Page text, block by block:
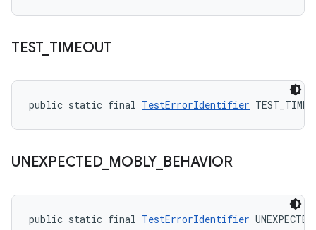
TEST_ TIMEOUT
public static final TestErrorIdentifier
UNEXPECTED_ MOBLY_ BEHAVIOR
public static final TestErrorIdentifier